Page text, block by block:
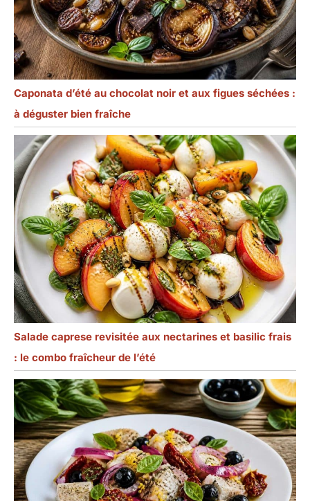
Caponata d’été au chocolat noir et aux figues séchées :
à déguster bien fraîche
Salade caprese revisitée aux nectarines et basilic frais
: le combo fraîcheur de l’été